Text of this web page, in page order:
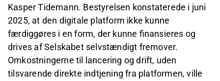
Kasper Tidemann. Bestyrelsen konstaterede i juni
2025, at den digitale platform ikke kunne
færdiggøres i en form, der kunne finansieres og
drives af Selskabet selvstændigt fremover.
Omkostningerne til lancering og drift, uden
tilsvarende direkte indtjening fra platformen, ville